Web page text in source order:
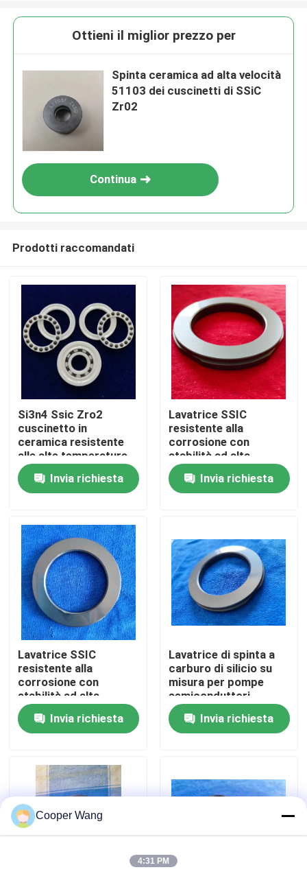
Casa
Manifestazione di VR
Chi siamo
Giro della fabbrica
Controllo di qualità
Contattaci
Richieda una citazione
Cuscinetti a sfera ceramici
608 cuscinetti ceramici
Ottieni il miglior prezzo per
Spinta ceramica ad alta velocità
51103 dei cuscinetti di SSiC
Zr02
Continua
Prodotti raccomandati
Si3n4 Ssic Zro2
cuscinetto in
ceramica resistente
alle alte temperature
per l'industria
Invia richiesta
Lavatrice SSIC
resistente alla
corrosione con
stabilità ad alta
temperatura e basso
attrito per
applicazioni industriali
Invia richiesta
Lavatrice SSIC
resistente alla
corrosione con
stabilità ad alta
temperatura e basso
attrito per
applicazioni industriali
Invia richiesta
Lavatrice di spinta a
carburo di silicio su
misura per pompe
semiconduttori
Invia richiesta
Cooper Wang
4:31 PM